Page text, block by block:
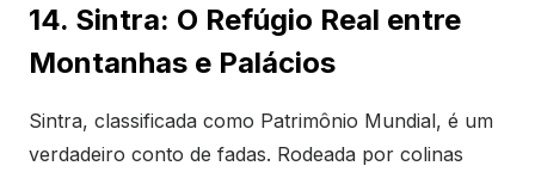
14. Sintra: O Refúgio Real entre
Montanhas e Palácios
Sintra, classificada como Patrimônio Mundial, é um
verdadeiro conto de fadas. Rodeada por colinas